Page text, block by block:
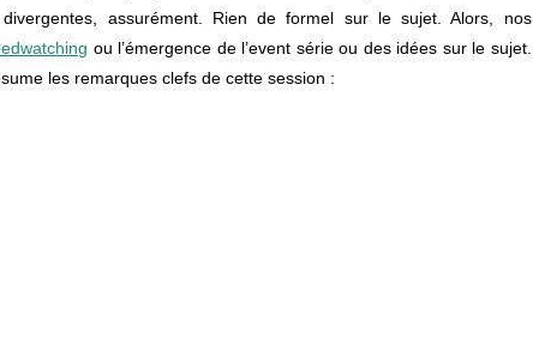
assurément. Rien de formel sur le sujet. Alors, nos
ou l’émergence de l’event série ou des idées sur le sujet.
les remarques clefs de cette session :